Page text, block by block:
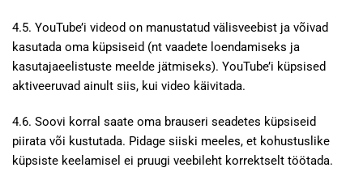
4.5. YouTube’i videod on manustatud välisveebist ja võivad
kasutada oma küpsiseid (nt vaadete loendamiseks ja
kasutajaeelistuste meelde jätmiseks). YouTube’i küpsised
aktiveeruvad ainult siis, kui video käivitada.
4.6. Soovi korral saate oma brauseri seadetes küpsiseid
piirata või kustutada. Pidage siiski meeles, et kohustuslike
küpsiste keelamisel ei pruugi veebileht korrektselt töötada.